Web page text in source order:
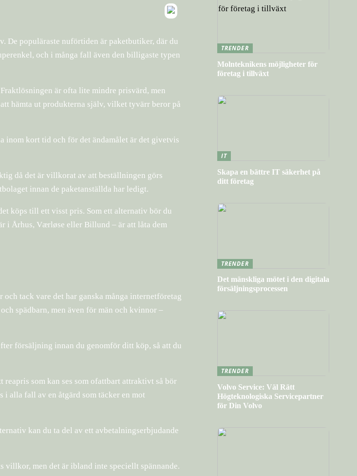
De populäraste nuförtiden är paketbutiker, där du
och i många fall även den billigaste typen
är ofta lite mindre prisvärd, men
hämta ut produkterna själv, vilket tyvärr beror på
inom kort tid och för det ändamålet är det givetvis
då det är villkorat av att beställningen görs
innan de paketanställda har ledigt.
köps till ett visst pris. Som ett alternativ bör du
i Århus, Værløse eller Billund – är att låta dem
tack vare det har ganska många internetföretag
spädbarn, men även för män och kvinnor –
försäljning innan du genomför ditt köp, så att du
som kan ses som ofattbart attraktivt så bör
alla fall av en åtgärd som täcker en mot
kan du ta del av ett avbetalningserbjudande
villkor, men det är ibland inte speciellt spännande.
TRENDER
Molnteknikens möjligheter för
företag i tillväxt
IT
Skapa en bättre IT säkerhet på
ditt företag
TRENDER
Det mänskliga mötet i den digitala
försäljningsprocessen
TRENDER
Volvo Service: Väl Rätt
Högteknologiska Servicepartner
för Din Volvo